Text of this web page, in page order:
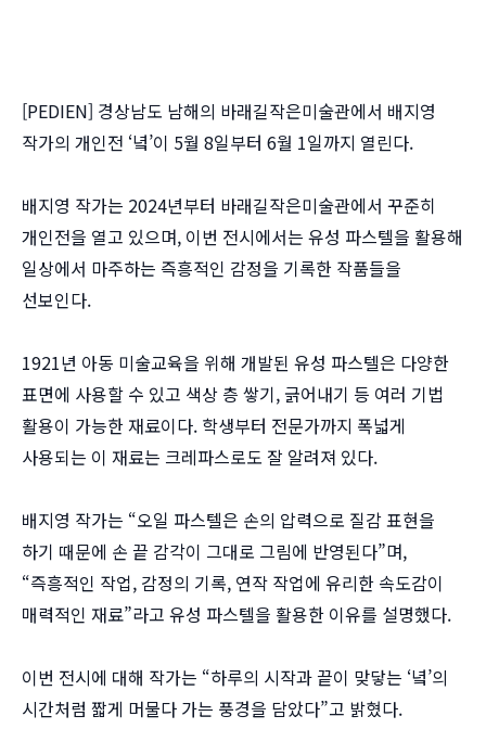
[PEDIEN] 경상남도 남해의 바래길작은미술관에서 배지영
작가의 개인전 ‘녘’이 5월 8일부터 6월 1일까지 열린다.
배지영 작가는 2024년부터 바래길작은미술관에서 꾸준히
개인전을 열고 있으며, 이번 전시에서는 유성 파스텔을 활용해
일상에서 마주하는 즉흥적인 감정을 기록한 작품들을
선보인다.
1921년 아동 미술교육을 위해 개발된 유성 파스텔은 다양한
표면에 사용할 수 있고 색상 층 쌓기, 긁어내기 등 여러 기법
활용이 가능한 재료이다. 학생부터 전문가까지 폭넓게
사용되는 이 재료는 크레파스로도 잘 알려져 있다.
배지영 작가는 “오일 파스텔은 손의 압력으로 질감 표현을
하기 때문에 손 끝 감각이 그대로 그림에 반영된다”며,
“즉흥적인 작업, 감정의 기록, 연작 작업에 유리한 속도감이
매력적인 재료”라고 유성 파스텔을 활용한 이유를 설명했다.
이번 전시에 대해 작가는 “하루의 시작과 끝이 맞닿는 ‘녘’의
시간처럼 짧게 머물다 가는 풍경을 담았다”고 밝혔다.